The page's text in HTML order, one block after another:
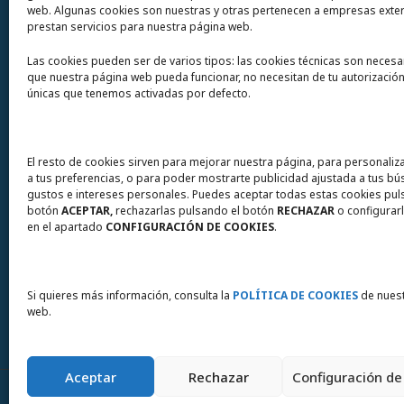
web. Algunas cookies son nuestras y otras pertenecen a empresas
prestan servicios para nuestra página web.
Las cookies pueden ser de varios tipos: las cookies técnicas son
que nuestra página web pueda funcionar, no necesitan de tu
únicas que tenemos activadas por defecto.
El resto de cookies sirven para mejorar nuestra página, para
a tus preferencias, o para poder mostrarte publicidad ajustada a tus
gustos e intereses personales. Puedes aceptar todas estas cookies
botón ACEPTAR,rechazarlas pulsando el botón RECHAZARo
en el apartado CONFIGURACIÓN DE COOKIES.
Si quieres más información, consulta la POLÍTICA DE COOKIESde
web.
Aceptar Rechazar Configuración
12200 Onda (Castellón) España
Urgencias y whatsapp649 406 493